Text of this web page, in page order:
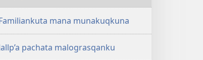
mana munakuqkuna
pachata malograsqanku